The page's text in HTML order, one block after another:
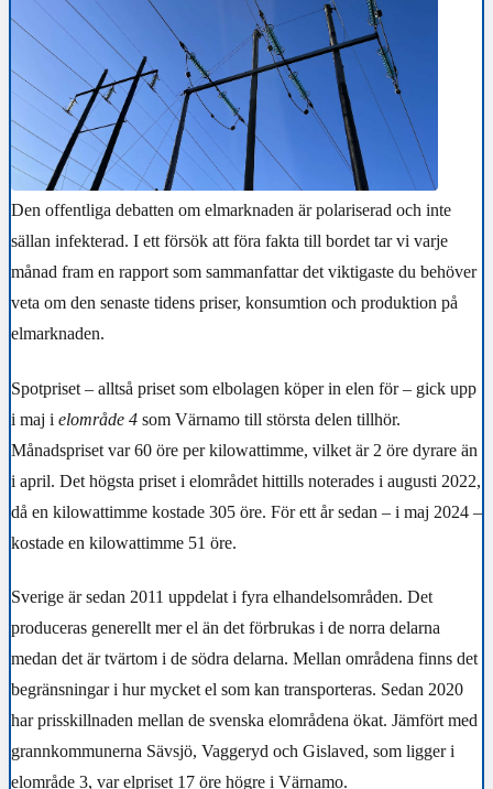
Den offentliga debatten om elmarknaden är polariserad och inte
sällan infekterad. I ett försök att föra fakta till bordet tar vi varje
månad fram en rapport som sammanfattar det viktigaste du behöver
veta om den senaste tidens priser, konsumtion och produktion på
elmarknaden.
Spotpriset – alltså priset som elbolagen köper in elen för – gick upp
i maj i elområde 4 som Värnamo till största delen tillhör.
Månadspriset var60 öre per kilowattimme, vilket är 2 öre dyrare än
i april. Det högsta priset i elområdet hittills noterades i augusti 2022,
då en kilowattimme kostade 305 öre. För ett år sedan – i maj 2024 –
kostade en kilowattimme 51 öre.
Sverige är sedan 2011 uppdelat i fyra elhandelsområden. Det
produceras generellt mer el än det förbrukas i de norra delarna
medan det är tvärtom i de södra delarna. Mellan områdena finns det
begränsningar i hur mycket el som kan transporteras. Sedan 2020
har prisskillnaden mellan de svenska elområdena ökat. Jämfört med
grannkommunerna Sävsjö, Vaggeryd och Gislaved, som ligger i
elområde 3, var elpriset 17 öre högre i Värnamo.